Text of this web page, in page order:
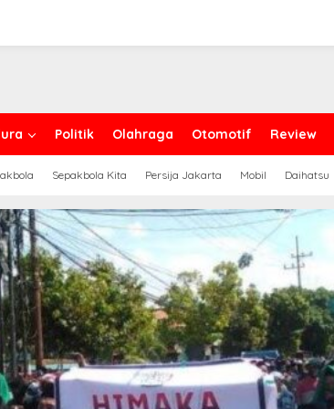
Politik Olahraga Otomotif Review
Sepakbola Kita Persija Jakarta Mobil Daihatsu